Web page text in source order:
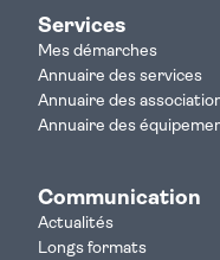
Services
Mes démarches
Annuaire des services
Annuaire des
Annuaire des
Communication
Actualités
Longs formats